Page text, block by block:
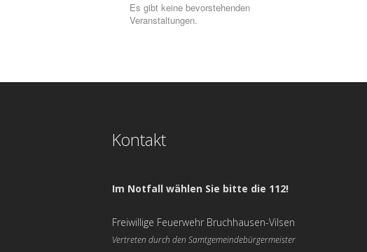
Es gibt keine bevorstehenden
Veranstaltungen.
Kontakt
Im Notfall wählen Sie bitte die 112!
Freiwillige Feuerwehr Bruchhausen-Vilsen
Vertreten durch den Samtgemeindebürgermeister